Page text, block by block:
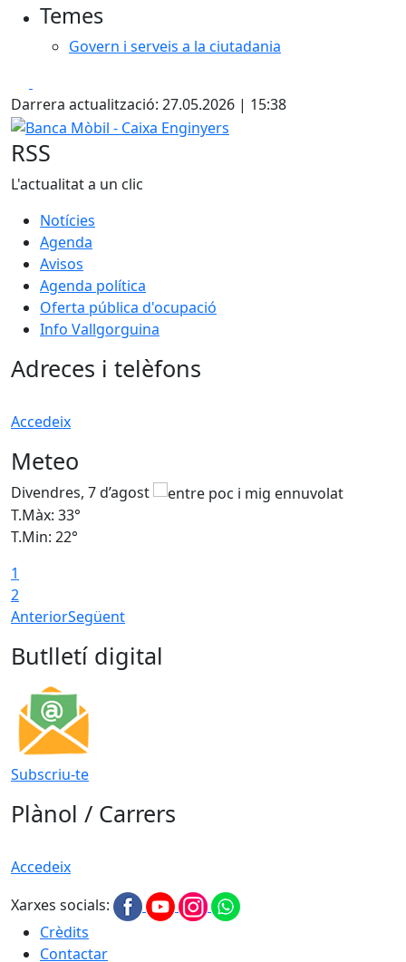
Temes
Govern i serveis a la ciutadania
Darrera actualització: 27.05.2026 | 15:38
Banca Mòbil - Caixa Enginyers
RSS
L'actualitat a un clic
Notícies
Agenda
Avisos
Agenda política
Oferta pública d'ocupació
Info Vallgorguina
Adreces i telèfons
Accedeix
Meteo
Divendres, 7 d’agost
T.Màx: 33°
T.Min: 22°
1
2
AnteriorSegüent
Butlletí digital
Subscriu-te
Plànol / Carrers
Accedeix
Xarxes socials:
Crèdits
Contactar